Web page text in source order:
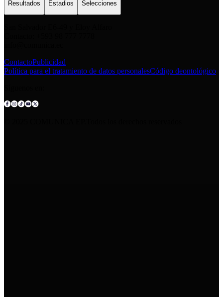
Resultados Estadios Selecciones
ContactoPublicidad
Política para el tratamiento de datos personalesCódigo deontológico